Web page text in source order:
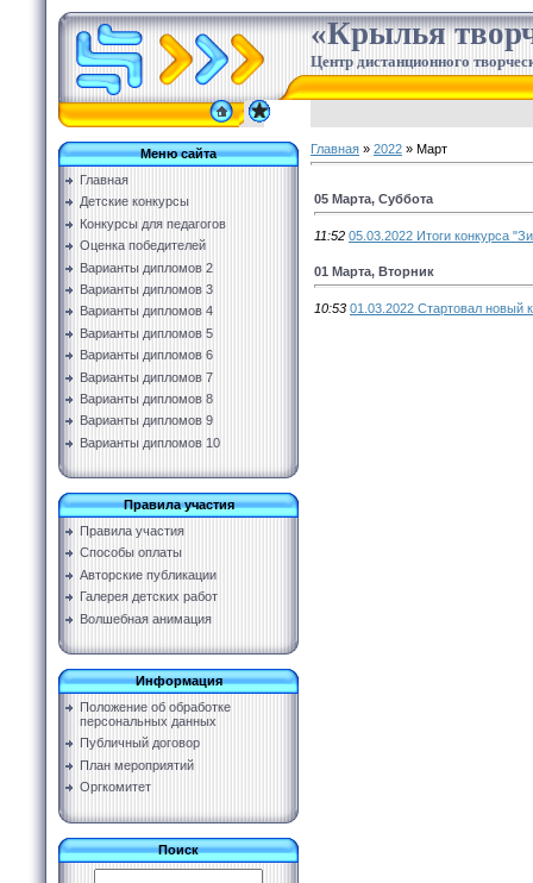
«Крылья
Центр дистанционного
Меню сайта
Главная
Детские конкурсы
Конкурсы для педагогов
Оценка победителей
Варианты дипломов 2
Варианты дипломов 3
Варианты дипломов 4
Варианты дипломов 5
Варианты дипломов 6
Варианты дипломов 7
Варианты дипломов 8
Варианты дипломов 9
Варианты дипломов 10
Правила участия
Правила участия
Способы оплаты
Авторские публикации
Галерея детских работ
Волшебная анимация
Информация
Положение об обработке
персональных данных
Публичный договор
План мероприятий
Оргкомитет
Поиск
Главная » 2022 » Март
05 Марта, Суббота
11:52 05.03.2022 Итоги конкурса
01 Марта, Вторник
10:53 01.03.2022 Стартовал новый